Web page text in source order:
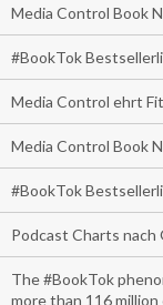
Media Control Book
#BookTok
Media Control ehrt
Media Control Book
#BookTok
Podcast Charts nach
The #BookTok
more than 116 million